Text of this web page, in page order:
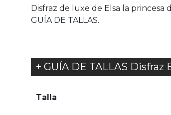
Disfraz de luxe de Elsa la
GUÍA DE TALLAS.
+ GUÍA DE TALLAS
Talla